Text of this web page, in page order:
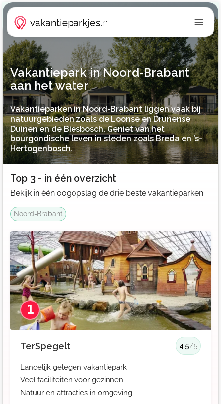
Vakantiepark in Noord-Brabant
aan het water
Vakantieparken in Noord-Brabant liggen vaak bij
natuurgebieden zoals de Loonse en Drunense
Duinen en de Biesbosch. Geniet van het
bourgondische leven in steden zoals Breda en ’s-
Hertogenbosch.
Top 3 - in één overzicht
Bekijk in één oogopslag de drie beste vakantieparken
Noord-Brabant
1
TerSpegelt 4.5/5
Landelijk gelegen vakantiepark
Veel faciliteiten voor gezinnen
Natuur en attracties in omgeving